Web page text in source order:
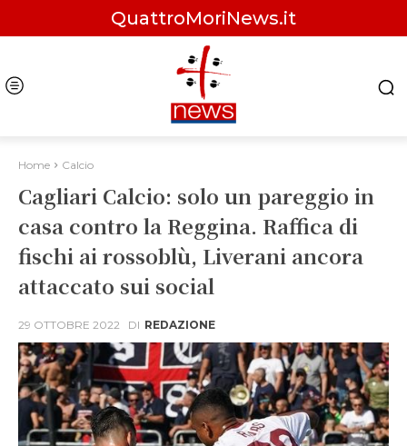
QuattroMoriNews.it
Home Calcio
Cagliari Calcio: solo un pareggio in
casa contro la Reggina. Raffica di
fischi ai rossoblù, Liverani ancora
attaccato sui social
29 OTTOBRE 2022 DI REDAZIONE